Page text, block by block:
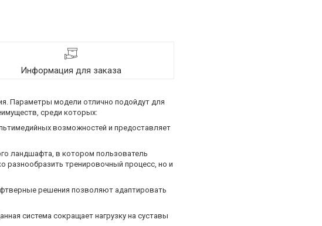
Информация для заказа
Параметры модели отлично подойдут для
среди которых:
возможностей и предоставляет
ландшафта, в котором пользователь
тренировочный процесс, но и
решения позволяют адаптировать
система сокращает нагрузку на суставы